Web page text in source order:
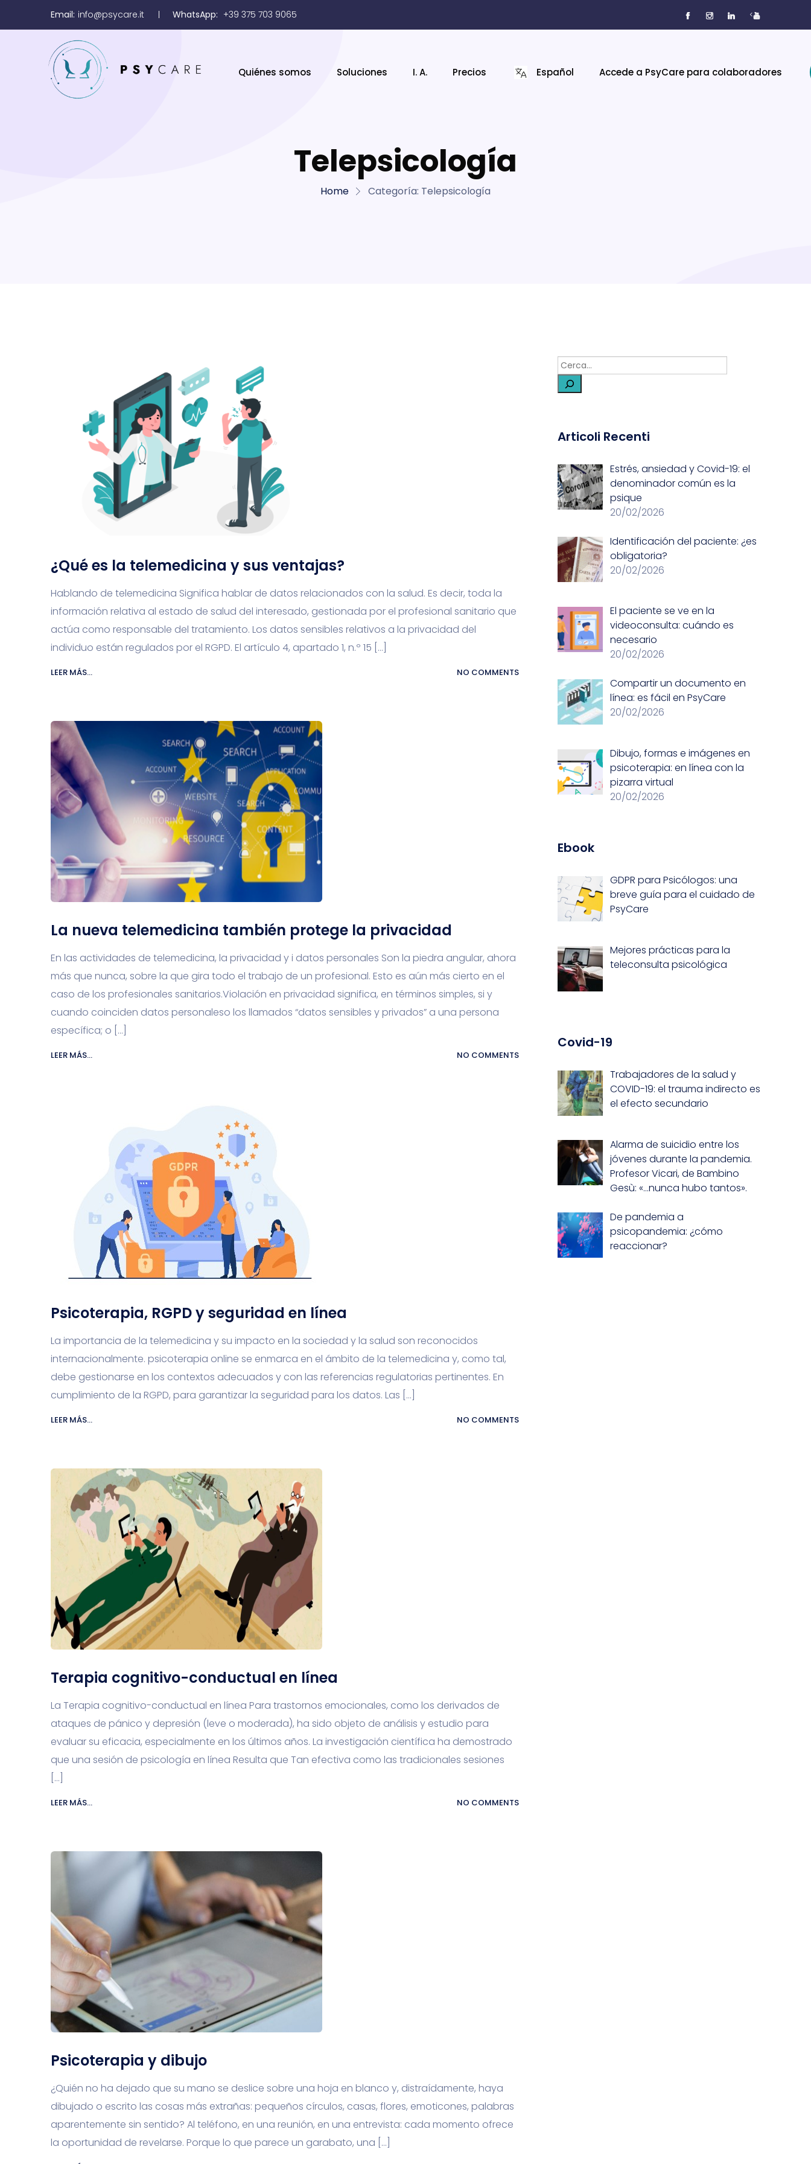
Email: info@psycare.it WhatsApp: +39 375 703 9065 <
Quiénes somos Soluciones I. A. Precios Español Accede a PsyCare para colaboradores
Telepsicología
Home Categoría: Telepsicología
¿Qué es la telemedicina y sus ventajas?
Hablando de telemedicina Significa hablar de datos relacionados con la salud. Es decir, toda la
información relativa al estado de salud del interesado, gestionada por el profesional sanitario que
actúa como responsable del tratamiento. Los datos sensibles relativos a la privacidad del
individuo están regulados por el RGPD. El artículo 4, apartado 1, n.º 15 […]
LEER MÁS... NO COMMENTS
La nueva telemedicina también protege la privacidad
En las actividades de telemedicina, la privacidad y i datos personales Son la piedra angular, ahora
más que nunca, sobre la que gira todo el trabajo de un profesional. Esto es aún más cierto en el
caso de los profesionales sanitarios.Violación en privacidad significa, en términos simples, si y
cuando coinciden datos personaleso los llamados “datos sensibles y privados” a una persona
específica; o […]
LEER MÁS... NO COMMENTS
Psicoterapia, RGPD y seguridad en línea
La importancia de la telemedicina y su impacto en la sociedad y la salud son reconocidos
internacionalmente. psicoterapia online se enmarca en el ámbito de la telemedicina y, como tal,
debe gestionarse en los contextos adecuados y con las referencias regulatorias pertinentes. En
cumplimiento de la RGPD, para garantizar la seguridad para los datos. Las […]
LEER MÁS... NO COMMENTS
Terapia cognitivo-conductual en línea
La Terapia cognitivo-conductual en línea Para trastornos emocionales, como los derivados de
ataques de pánico y depresión (leve o moderada), ha sido objeto de análisis y estudio para
evaluar su eficacia, especialmente en los últimos años. La investigación científica ha demostrado
que una sesión de psicología en línea Resulta que Tan efectiva como las tradicionales sesiones
[…]
LEER MÁS... NO COMMENTS
Psicoterapia y dibujo
¿Quién no ha dejado que su mano se deslice sobre una hoja en blanco y, distraídamente, haya
dibujado o escrito las cosas más extrañas: pequeños círculos, casas, flores, emoticones, palabras
aparentemente sin sentido? Al teléfono, en una reunión, en una entrevista: cada momento ofrece
la oportunidad de revelarse. Porque lo que parece un garabato, una […]
Articoli Recenti
Estrés, ansiedad y Covid-19: el
denominador común es la
psique
20/02/2026
Identificación del paciente: ¿es
obligatoria?
20/02/2026
El paciente se ve en la
videoconsulta: cuándo es
necesario
20/02/2026
Compartir un documento en
línea: es fácil en PsyCare
20/02/2026
Dibujo, formas e imágenes en
psicoterapia: en línea con la
pizarra virtual
20/02/2026
Ebook
GDPR para Psicólogos: una
breve guía para el cuidado de
PsyCare
Mejores prácticas para la
teleconsulta psicológica
Covid-19
Trabajadores de la salud y
COVID-19: el trauma indirecto es
el efecto secundario
Alarma de suicidio entre los
jóvenes durante la pandemia.
Profesor Vicari, de Bambino
Gesù: «…nunca hubo tantos».
De pandemia a
psicopandemia: ¿cómo
reaccionar?